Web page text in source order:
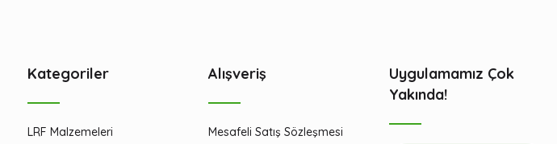
Kategoriler
LRF Malzemeleri
Alışveriş
Mesafeli Satış Sözleşmesi
Uygulamamız Çok
Yakında!